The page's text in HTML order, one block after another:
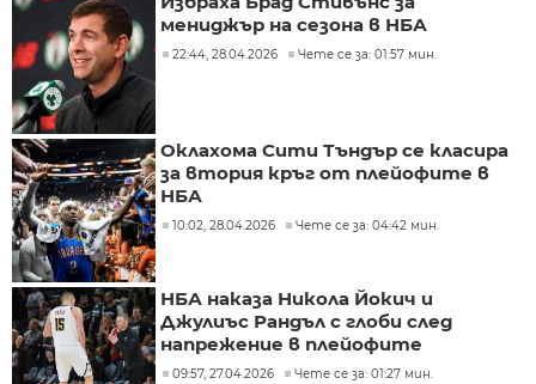
мениджър на сезона в НБА
22:44, 28.04.2026 Чете се за: 01:57 мин.
Оклахома Сити Тъндър се класира
за втория кръг от плейофите в
НБА
10:02, 28.04.2026 Чете се за: 04:42 мин.
НБА наказа Никола Йокич и
Джулиъс Рандъл с глоби след
напрежение в плейофите
09:57, 27.04.2026 Чете се за: 01:27 мин.